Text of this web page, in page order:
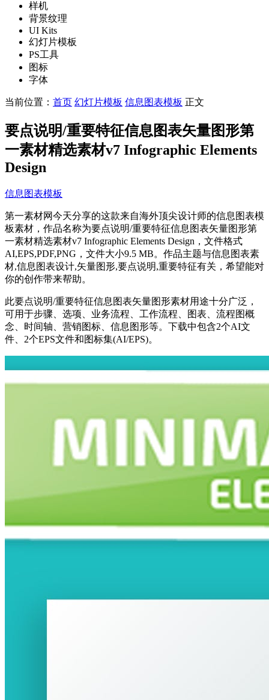
样机
背景纹理
UI Kits
幻灯片模板
PS工具
图标
字体
当前位置： 首页 幻灯片模板 信息图表模板 正文
要点说明/重要特征信息图表矢量图形第
一素材精选素材v7 Infographic Elements
Design
信息图表模板
第一素材网今天分享的这款来自海外顶尖设计师的信息图表模
板素材，作品名称为要点说明/重要特征信息图表矢量图形第
一素材精选素材v7 Infographic Elements Design，文件格式
AI,EPS,PDF,PNG，文件大小9.5 MB。作品主题与信息图表素
材,信息图表设计,矢量图形,要点说明,重要特征有关，希望能对
你的创作带来帮助。
此要点说明/重要特征信息图表矢量图形素材用途十分广泛，
可用于步骤、选项、业务流程、工作流程、图表、流程图概
念、时间轴、营销图标、信息图形等。下载中包含2个AI文
件、2个EPS文件和图标集(AI/EPS)。